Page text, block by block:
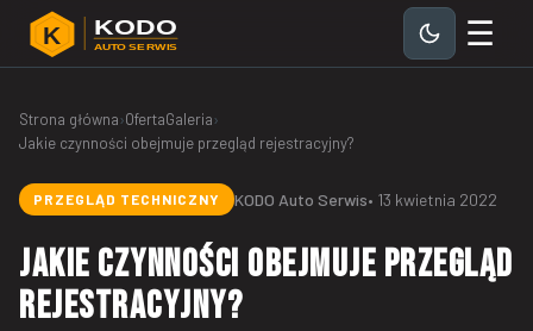
K KODO
AUTO SERWIS ☰
Strona główna›OfertaGaleria›
Jakie czynności obejmuje przegląd rejestracyjny?
PRZEGLĄD TECHNICZNY KODO Auto Serwis• 13 kwietnia 2022
Jakie czynności obejmuje przegląd
rejestracyjny?